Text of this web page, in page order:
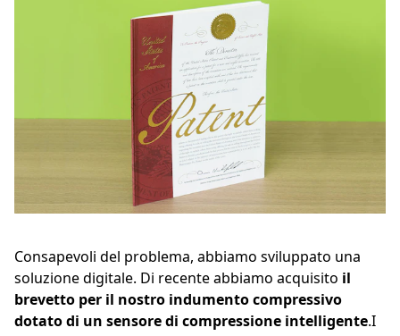
Consapevoli del problema, abbiamo sviluppato una
soluzione digitale. Di recente abbiamo acquisito il
brevetto per il nostro indumento compressivo
dotato di un sensore di compressione intelligente.I